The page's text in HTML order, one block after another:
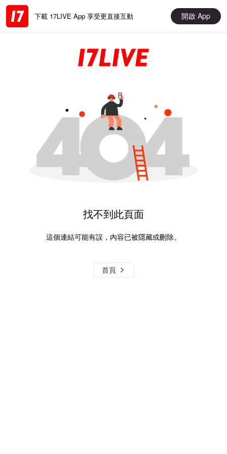
下載 17LIVE App 享受更直接互動 開啟 App
找不到此頁面
這個連結可能有誤，內容已被隱藏或刪除。
首頁